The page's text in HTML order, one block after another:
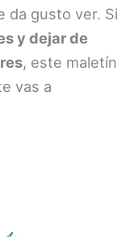
da gusto ver. Si
y dejar de
, este maletín
vas a